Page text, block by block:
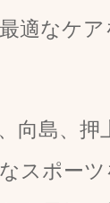
適なケ
向島、押
スポー